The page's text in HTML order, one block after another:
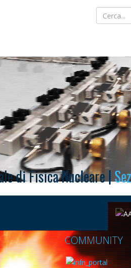
di Fisica Nucleare |
COMMUNITY